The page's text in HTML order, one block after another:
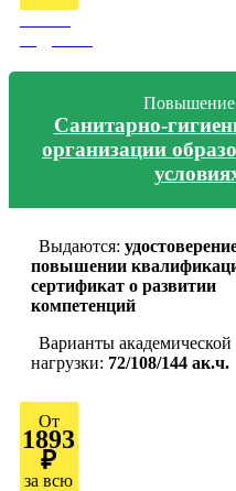
Повышение
Санитарно-
организации
Выдаются:
повышении
сертификат о развитии
компетенций
Варианты академической
нагрузки: 72/108/144 ак.ч.
От
1893
₽
за всю